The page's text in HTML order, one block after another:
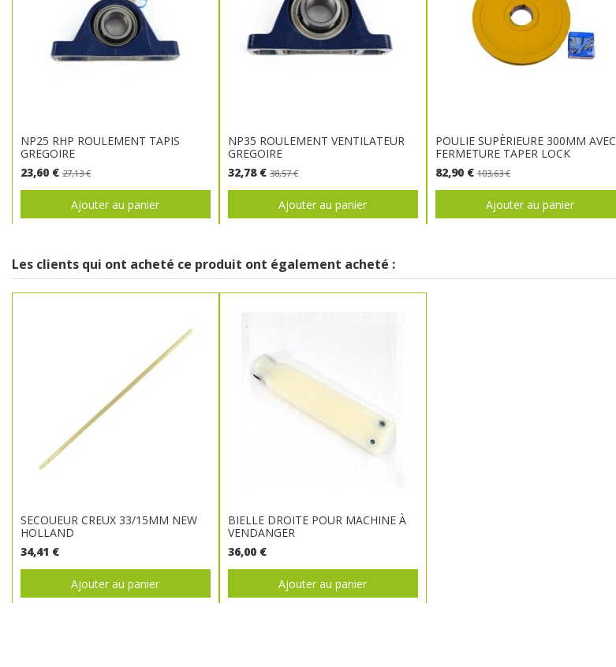
NP25 RHP ROULEMENT TAPIS
GREGOIRE
23,60 € 27,13 €
Ajouter au panier
NP35 ROULEMENT VENTILATEUR
GREGOIRE
32,78 €38,57 €
Ajouter au panier
POULIE SUPÈRIEURE 300MM AVEC
FERMETURE TAPER LOCK
82,90 €103,63 €
Ajouter au panier
Les clients qui ont acheté ce produit ont également acheté :
SECOUEUR CREUX 33/15MM NEW
HOLLAND
34,41 €
Ajouter au panier
BIELLE DROITE POUR MACHINE À
VENDANGER
36,00 €
Ajouter au panier